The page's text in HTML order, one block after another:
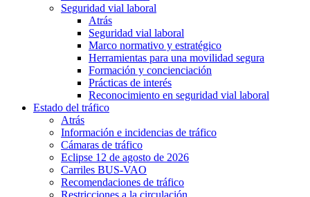
Seguridad vial laboral
Atrás
Seguridad vial laboral
Marco normativo y estratégico
Herramientas para una movilidad segura
Formación y concienciación
Prácticas de interés
Reconocimiento en seguridad vial laboral
Estado del tráfico
Atrás
Información e incidencias de tráfico
Cámaras de tráfico
Eclipse 12 de agosto de 2026
Carriles BUS-VAO
Recomendaciones de tráfico